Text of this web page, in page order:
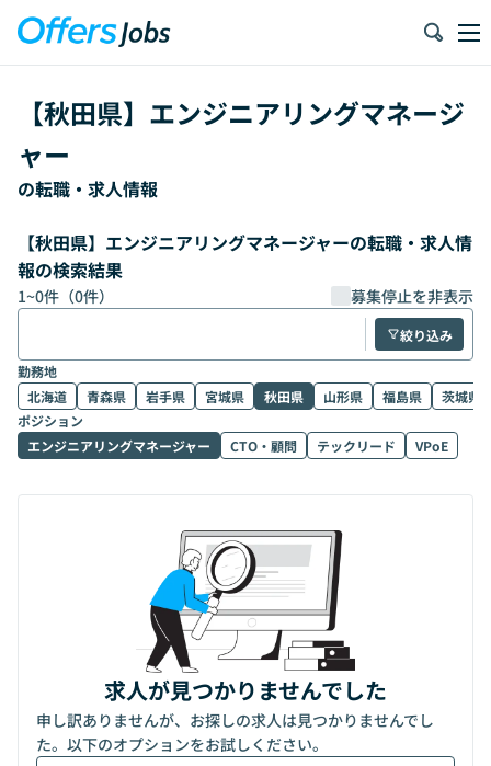
【秋田県】 エンジニアリングマネージ
ャー
の転職・求人情報
【秋田県】エンジニアリングマネージャーの転職・求人情
報の検索結果
1~0件（0件） 募集停止を非表示
絞り込み
勤務地
北海道
青森県 岩手県 宮城県 秋田県 山形県 福島県
茨城県
ポジション
エンジニアリングマネージャー
CTO・顧問 テックリード VPoE
求人が見つかりませんでした
申し訳ありませんが、お探しの求人は見つかりませんでし
た。以下のオプションをお試しください。